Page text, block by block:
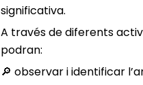
significativa.
A través de diferents
podran:
🔎 observar i identificar